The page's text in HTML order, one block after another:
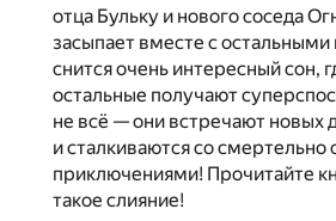
отца Бульку и нового соседа
засыпает вместе с остальными
снится очень интересный сон,
остальные получают
не всё — они встречают новых
и сталкиваются со
приключениями! Прочитайте
такое слияние!